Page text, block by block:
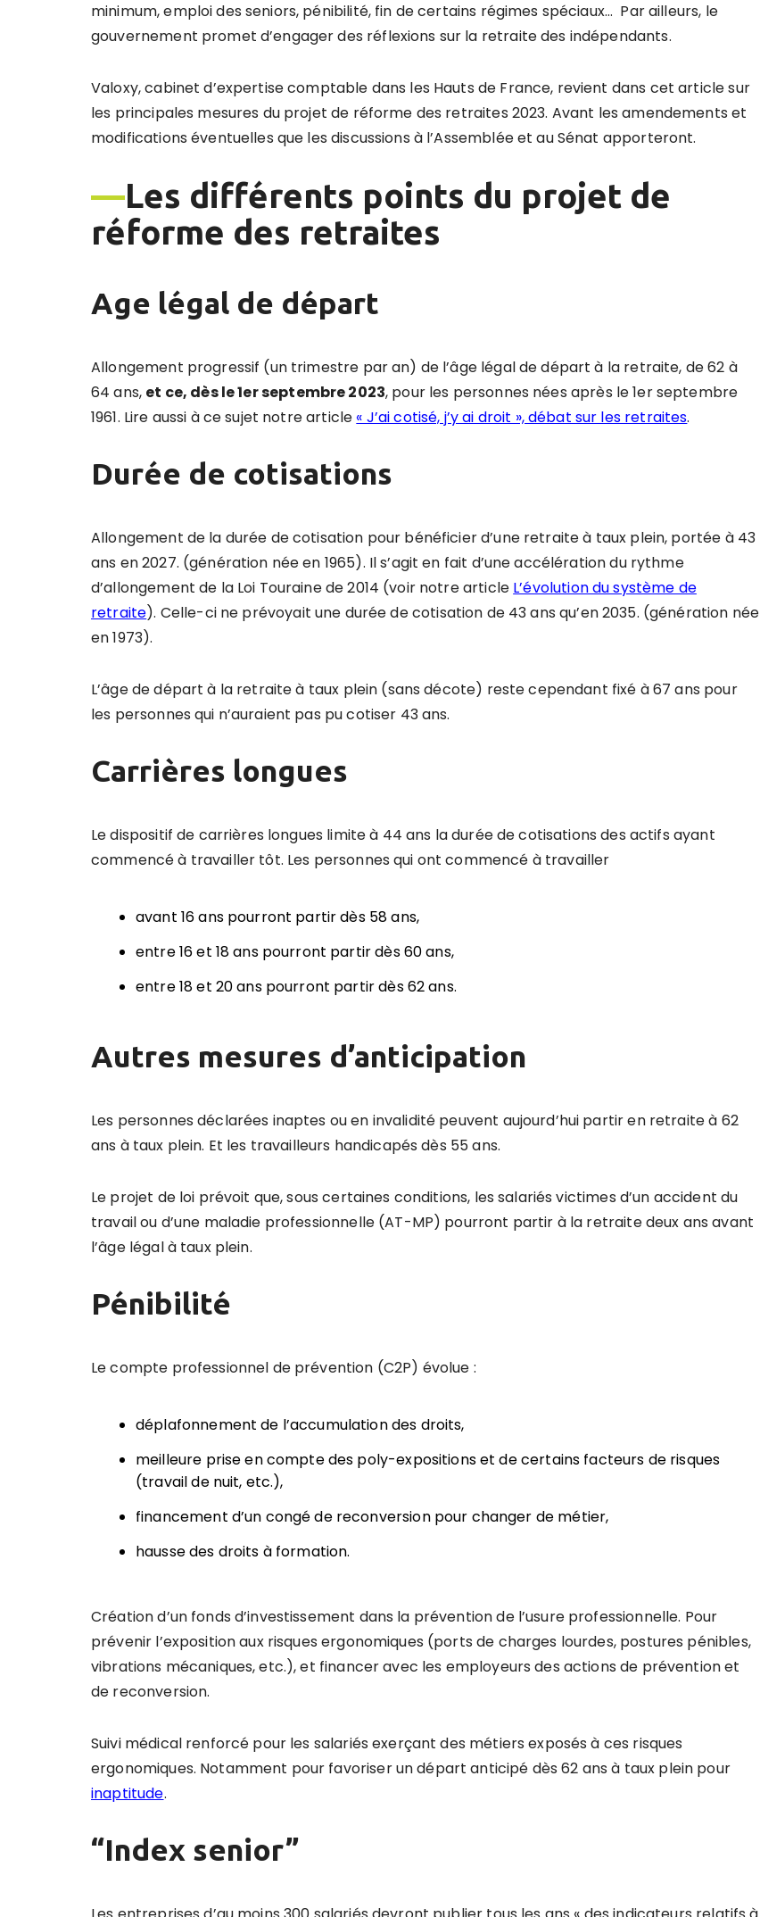
minimum, emploi des seniors, pénibilité, fin de certains régimes spéciaux… Par ailleurs, le
gouvernement promet d’engager des réflexions sur la retraite des indépendants.
Valoxy, cabinet d’expertise comptable dans les Hauts de France, revient dans cet article sur
les principales mesures du projet de réforme des retraites 2023. Avant les amendements et
modifications éventuelles que les discussions à l’Assemblée et au Sénat apporteront.
—Les différents points du projet de
réforme des retraites
Age légal de départ
Allongement progressif (un trimestre par an) de l’âge légal de départ à la retraite, de 62 à
64 ans, et ce, dès le 1er septembre 2023, pour les personnes nées après le 1er septembre
1961. Lire aussi à ce sujet notre article « J’ai cotisé, j’y ai droit », débat sur les retraites.
Durée de cotisations
Allongement de la durée de cotisation pour bénéficier d’une retraite à taux plein, portée à 43
ans en 2027. (génération née en 1965). Il s’agit en fait d’une accélération du rythme
d’allongement de la Loi Touraine de 2014 (voir notre article L’évolution du système de
retraite). Celle-ci ne prévoyait une durée de cotisation de 43 ans qu’en 2035. (génération née
en 1973).
L’âge de départ à la retraite à taux plein (sans décote) reste cependant fixé à 67 ans pour
les personnes qui n’auraient pas pu cotiser 43 ans.
Carrières longues
Le dispositif de carrières longues limite à 44 ans la durée de cotisations des actifs ayant
commencé à travailler tôt. Les personnes qui ont commencé à travailler
avant 16 ans pourront partir dès 58 ans,
entre 16 et 18 ans pourront partir dès 60 ans,
entre 18 et 20 ans pourront partir dès 62 ans.
Autres mesures d’anticipation
Les personnes déclarées inaptes ou en invalidité peuvent aujourd’hui partir en retraite à 62
ans à taux plein. Et les travailleurs handicapés dès 55 ans.
Le projet de loi prévoit que, sous certaines conditions, les salariés victimes d’un accident du
travail ou d’une maladie professionnelle (AT-MP) pourront partir à la retraite deux ans avant
l’âge légal à taux plein.
Pénibilité
Le compte professionnel de prévention (C2P) évolue :
déplafonnement de l’accumulation des droits,
meilleure prise en compte des poly-expositions et de certains facteurs de risques
(travail de nuit, etc.),
financement d’un congé de reconversion pour changer de métier,
hausse des droits à formation.
Création d’un fonds d’investissement dans la prévention de l’usure professionnelle. Pour
prévenir l’exposition aux risques ergonomiques (ports de charges lourdes, postures pénibles,
vibrations mécaniques, etc.), et financer avec les employeurs des actions de prévention et
de reconversion.
Suivi médical renforcé pour les salariés exerçant des métiers exposés à ces risques
ergonomiques. Notamment pour favoriser un départ anticipé dès 62 ans à taux plein pour
inaptitude.
“Index senior”